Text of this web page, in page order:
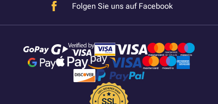
Folgen Sie uns auf Facebook